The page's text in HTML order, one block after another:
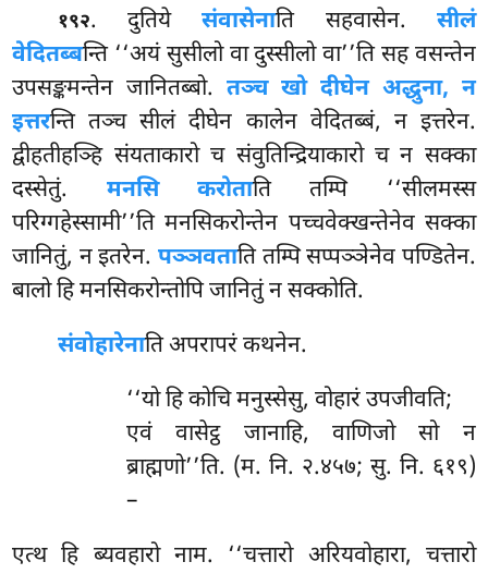
१९२. दुतियेसंवासेनाति सहवासेन. सीलं
वेदितब्बन्ति ‘‘अयं सुसीलो वा दुस्सीलो वा’’ति सह वसन्तेन
उपसङ्कमन्तेन जानितब्बो.तञ्च खो दीघेन अद्धुना, न
इत्तरन्ति तञ्च सीलं दीघेन कालेन वेदितब्बं, न इत्तरेन.
द्वीहतीहञ्हि संयताकारो च संवुतिन्द्रियाकारो च न सक्का
दस्सेतुं. मनसि करोताति तम्पि ‘‘सीलमस्स
परिग्गहेस्सामी’’ति मनसिकरोन्तेन पच्चवेक्खन्तेनेव सक्का
जानितुं, न इतरेन. पञ्ञवताति तम्पि सप्पञ्ञेनेव पण्डितेन.
बालो हि मनसिकरोन्तोपि जानितुं न सक्कोति.
संवोहारेनातिअपरापरं कथनेन.
‘‘यो हि कोचि मनुस्सेसु, वोहारं उपजीवति;
एवं वासेट्ठ जानाहि, वाणिजो सो न
ब्राह्मणो’’ति. (म. नि. २.४५७; सु. नि. ६१९)
–
एत्थ हि ब्यवहारो नाम. ‘‘चत्तारो अरियवोहारा, चत्तारो